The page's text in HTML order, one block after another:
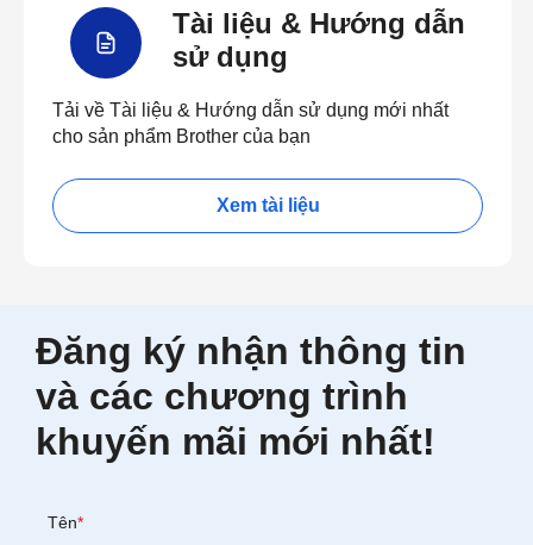
Tài liệu & Hướng dẫn
sử dụng
Tải về Tài liệu & Hướng dẫn sử dụng mới nhất
cho sản phẩm Brother của bạn
Xem tài liệu
Đăng ký nhận thông tin
và các chương trình
khuyến mãi mới nhất!
Tên*